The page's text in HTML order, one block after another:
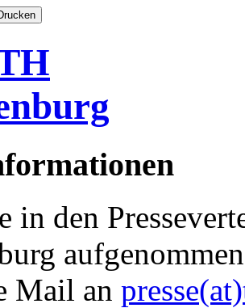
in den
Mail an